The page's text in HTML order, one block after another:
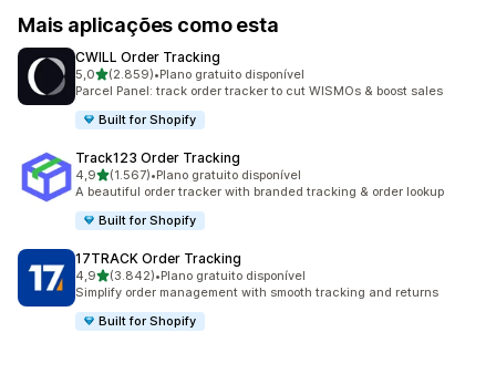
Mais aplicações como esta
CWILL Order Tracking
5,0de 5 estrelas
(2.859)
2859 total de avaliações
•Plano gratuito disponível
Parcel Panel: track order tracker to cut WISMOs & boost sales
Built for Shopify
Track123 Order Tracking
4,9de 5 estrelas
(1.567)
1567 total de avaliações
•Plano gratuito disponível
A beautiful order tracker with branded tracking & order lookup
Built for Shopify
17TRACK Order Tracking
4,9de 5 estrelas
(3.842)
3842 total de avaliações
•Plano gratuito disponível
Simplify order management with smooth tracking and returns
Built for Shopify